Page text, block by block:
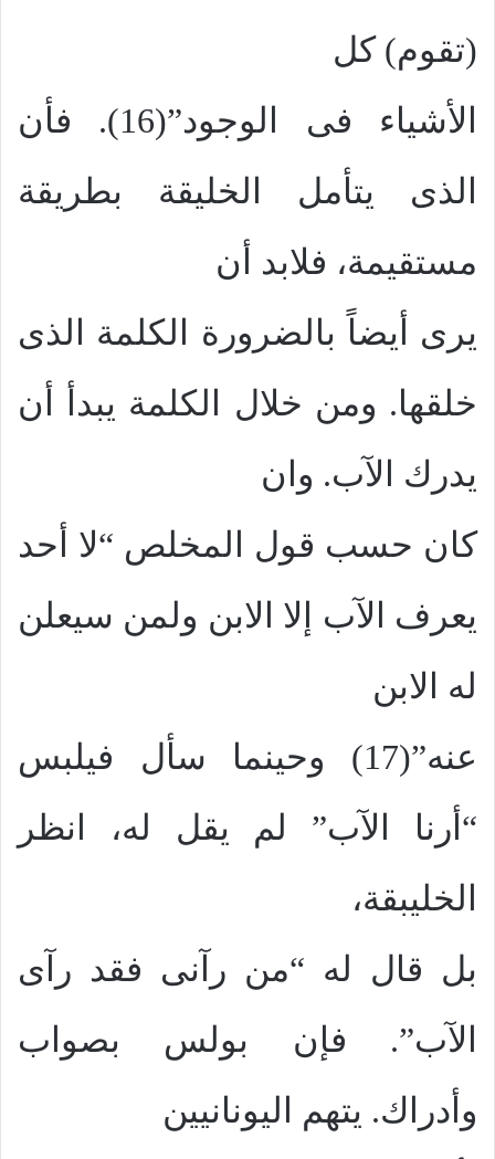
(تقوم) كل
الأشياء فى الوجود”(16). فأن
الذى يتأمل الخليقة بطريقة
مستقيمة، فلابد أن
يرى أيضاً بالضرورة الكلمة الذى
خلقها. ومن خلال الكلمة يبدأ أن
يدرك الآب. وان
كان حسب قول المخلص “لا أحد
يعرف الآب إلا الابن ولمن سيعلن
له الابن
عنه”(17) وحينما سأل فيلبس
“أرنا الآب” لم يقل له، انظر
الخليبقة،
بل قال له “من رآنى فقد رآى
الآب”. فإن بولس بصواب
وأدراك. يتهم اليونانيين